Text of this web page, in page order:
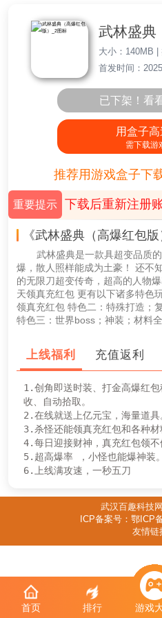
武林盛典
大小：140MB |
首发时间：
已下架！看
用盒子
需下载游
推荐用游戏盒子下
重要提示 下载后重新注册
《武林盛典（高爆红包
武林盛典是一款具超变品质
爆，散人照样能成为土豪！ 还不
的无限刀超变传奇，超高的人物
天领真充红包 更有以下诸多特色
领真充红包 特色二：特殊打造；
特色三：世界boss；神装；材料全
上线福利 充值返利
1.创角即送时装、打金高爆红
收、自动拾取。
2.在线就送上亿元宝，海量道具
3.杀怪还能领真充红包和各种材
4.每日迎接财神，真充红包领不
5.超高爆率 ，小怪也能爆神装。
6.上线满攻速，一秒五刀
武汉百趣科技
ICP备案号：鄂ICP
友情链
首页 排行 游戏